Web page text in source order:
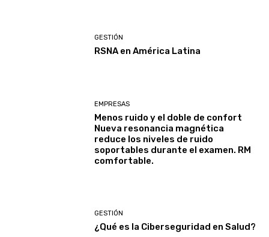
GESTIÓN
RSNA en América Latina
EMPRESAS
Menos ruido y el doble de confort
Nueva resonancia magnética
reduce los niveles de ruido
soportables durante el examen. RM
comfortable.
GESTIÓN
¿Qué es la Ciberseguridad en Salud?